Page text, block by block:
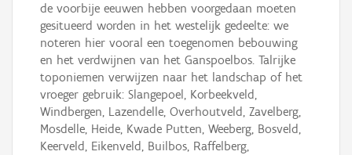
de voorbije eeuwen hebben voorgedaan moeten
gesitueerd worden in het westelijk gedeelte: we
noteren hier vooral een toegenomen bebouwing
en het verdwijnen van het Ganspoelbos. Talrijke
toponiemen verwijzen naar het landschap of het
vroeger gebruik: Slangepoel, Korbeekveld,
Windbergen, Lazendelle, Overhoutveld, Zavelberg,
Mosdelle, Heide, Kwade Putten, Weeberg, Bosveld,
Keerveld, Eikenveld, Builbos, Raffelberg,